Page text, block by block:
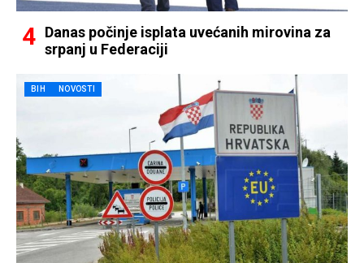
Danas počinje isplata uvećanih mirovina za
srpanj u Federaciji
BIH NOVOSTI